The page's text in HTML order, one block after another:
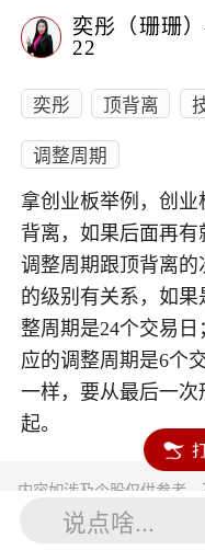
奕彤（珊珊
22
奕彤 顶背离
调整周期
拿创业板举例，创
背离，如果后面再
调整周期跟顶背离
的级别有关系，如
整周期是24个交易
应的调整周期是6个
一样，要从最后一
起。
内容如涉及个股仅供参考
投资有风险，入市须谨慎。
说点啥...